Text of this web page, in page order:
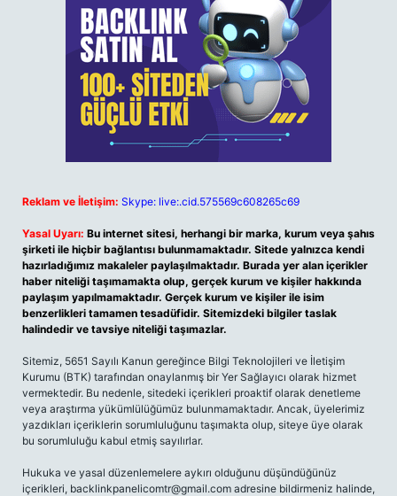
Reklam ve İletişim: Skype: live:.cid.575569c608265c69
Yasal Uyarı: Bu internet sitesi, herhangi bir marka, kurum veya şahıs
şirketi ile hiçbir bağlantısı bulunmamaktadır. Sitede yalnızca kendi
hazırladığımız makaleler paylaşılmaktadır. Burada yer alan içerikler
haber niteliği taşımamakta olup, gerçek kurum ve kişiler hakkında
paylaşım yapılmamaktadır. Gerçek kurum ve kişiler ile isim
benzerlikleri tamamen tesadüfidir. Sitemizdeki bilgiler taslak
halindedir ve tavsiye niteliği taşımazlar.
Sitemiz, 5651 Sayılı Kanun gereğince Bilgi Teknolojileri ve İletişim
Kurumu (BTK) tarafından onaylanmış bir Yer Sağlayıcı olarak hizmet
vermektedir. Bu nedenle, sitedeki içerikleri proaktif olarak denetleme
veya araştırma yükümlülüğümüz bulunmamaktadır. Ancak, üyelerimiz
yazdıkları içeriklerin sorumluluğunu taşımakta olup, siteye üye olarak
bu sorumluluğu kabul etmiş sayılırlar.
Hukuka ve yasal düzenlemelere aykırı olduğunu düşündüğünüz
içerikleri, backlinkpanelicomtr@gmail.com adresine bildirmeniz halinde,